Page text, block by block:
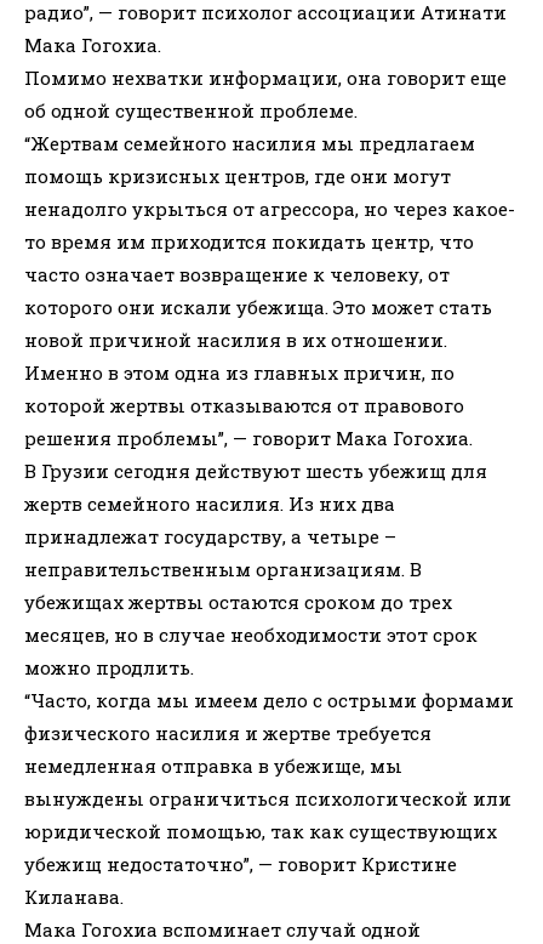
радио”, — говорит психолог ассоциации Атинати
Мака Гогохиа.
Помимо нехватки информации, она говорит еще
об одной существенной проблеме.
“Жертвам семейного насилия мы предлагаем
помощь кризисных центров, где они могут
ненадолго укрыться от агрессора, но через какое-
то время им приходится покидать центр, что
часто означает возвращение к человеку, от
которого они искали убежища. Это может стать
новой причиной насилия в их отношении.
Именно в этом одна из главных причин, по
которой жертвы отказываются от правового
решения проблемы”, — говорит Мака Гогохиа.
В Грузии сегодня действуют шесть убежищ для
жертв семейного насилия. Из них два
принадлежат государству, а четыре –
неправительственным организациям. В
убежищах жертвы остаются сроком до трех
месяцев, но в случае необходимости этот срок
можно продлить.
“Часто, когда мы имеем дело с острыми формами
физического насилия и жертве требуется
немедленная отправка в убежище, мы
вынуждены ограничиться психологической или
юридической помощью, так как существующих
убежищ недостаточно”, — говорит Кристине
Киланава.
Мака Гогохиа вспоминает случай одной